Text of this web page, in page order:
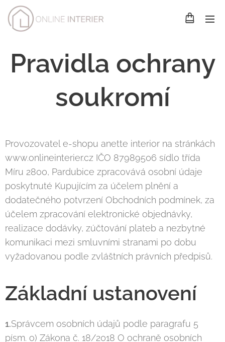
Pravidla ochrany
soukromí
Provozovatel e-shopu anette interior na stránkách
www.onlineinterier.cz IČO 87989506 sídlo třída
Míru 2800, Pardubice zpracovává osobní údaje
poskytnuté Kupujícím za účelem plnění a
dodatečného potvrzení Obchodních podmínek, za
účelem zpracování elektronické objednávky,
realizace dodávky, zúčtování plateb a nezbytné
komunikaci mezi smluvními stranami po dobu
vyžadovanou podle zvláštních právních předpisů.
Základní ustanovení
1.Správcem osobních údajů podle paragrafu 5
písm. o) Zákona č. 18/2018 O ochraně osobních